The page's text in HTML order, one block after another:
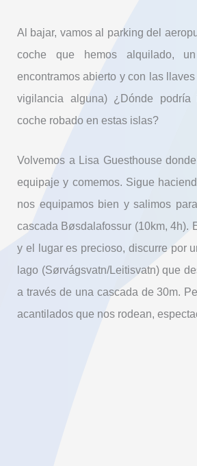
Al bajar, vamos al parking del
coche que hemos alquilado,
encontramos abierto y con las
vigilancia alguna) ¿Dónde
coche robado en estas islas?
Volvemos a Lisa Guesthouse
equipaje y comemos. Sigue
nos equipamos bien y salimos
cascada Bøsdalafossur (10km, 4h).
y el lugar es precioso, discurre por
lago (Sørvágsvatn/Leitisvatn) que
a través de una cascada de 30m.
acantilados que nos rodean,